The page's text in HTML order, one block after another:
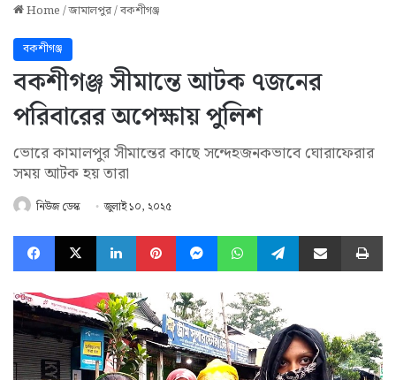
Home/জামালপুর/বকশীগঞ্জ
বকশীগঞ্জ
বকশীগঞ্জ সীমান্তে আটক ৭জনের
পরিবারের অপেক্ষায় পুলিশ
ভোরে কামালপুর সীমান্তের কাছে সন্দেহজনকভাবে ঘোরাফেরার
সময় আটক হয় তারা
নিউজ ডেস্ক জুলাই ১০, ২০২৫
Facebook
X LinkedInPinterestMessengerWhatsAppTelegramShare via Email